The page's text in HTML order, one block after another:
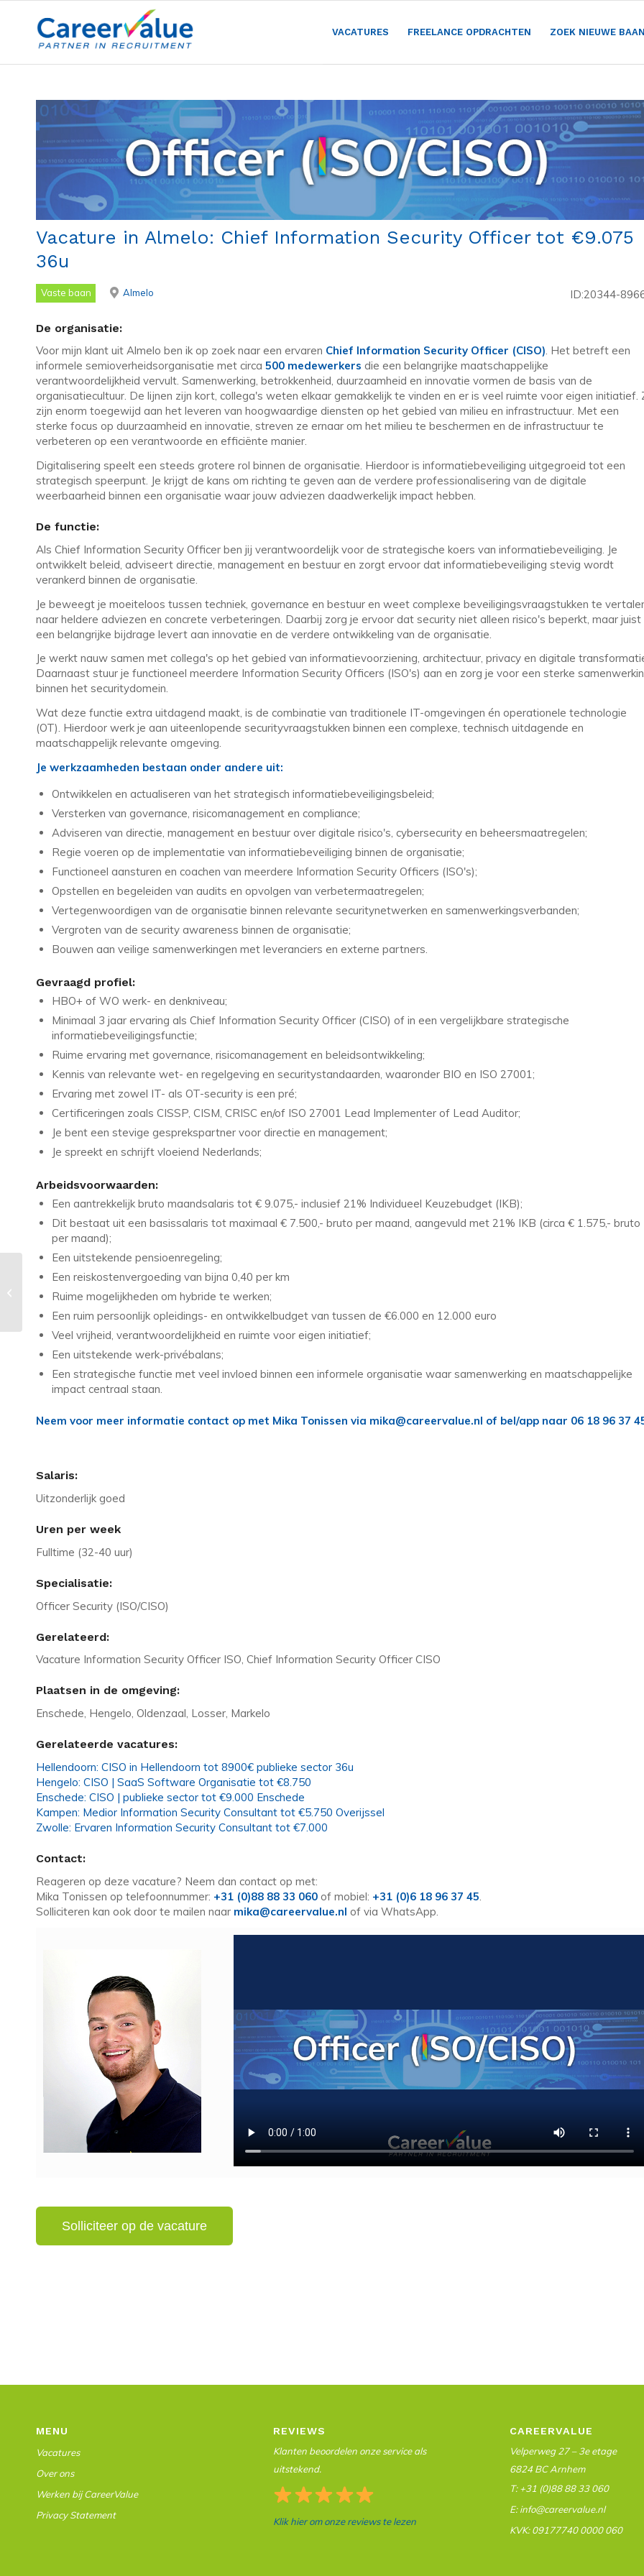
VACATURES FREELANCE OPDRACHTEN ZOEK NIEUWE BAAN
Vacature in Almelo: Chief Information Security Officer tot €9.075
36u
Vaste baan Almelo ID:20344-
De organisatie:
Voor mijn klant uit Almelo ben ik op zoek naar een ervaren Chief Information Security Officer (CISO). Het betreft een
informele semioverheidsorganisatie met circa 500 medewerkers die een belangrijke maatschappelijke
verantwoordelijkheid vervult. Samenwerking, betrokkenheid, duurzaamheid en innovatie vormen de basis van de
organisatiecultuur. De lijnen zijn kort, collega's weten elkaar gemakkelijk te vinden en er is veel ruimte voor eigen initiatief.
zijn enorm toegewijd aan het leveren van hoogwaardige diensten op het gebied van milieu en infrastructuur. Met een
sterke focus op duurzaamheid en innovatie, streven ze ernaar om het milieu te beschermen en de infrastructuur te
verbeteren op een verantwoorde en efficiënte manier.
Digitalisering speelt een steeds grotere rol binnen de organisatie. Hierdoor is informatiebeveiliging uitgegroeid tot een
strategisch speerpunt. Je krijgt de kans om richting te geven aan de verdere professionalisering van de digitale
weerbaarheid binnen een organisatie waar jouw adviezen daadwerkelijk impact hebben.
De functie:
Als Chief Information Security Officer ben jij verantwoordelijk voor de strategische koers van informatiebeveiliging. Je
ontwikkelt beleid, adviseert directie, management en bestuur en zorgt ervoor dat informatiebeveiliging stevig wordt
verankerd binnen de organisatie.
Je beweegt je moeiteloos tussen techniek, governance en bestuur en weet complexe beveiligingsvraagstukken te
naar heldere adviezen en concrete verbeteringen. Daarbij zorg je ervoor dat security niet alleen risico's beperkt, maar juist
een belangrijke bijdrage levert aan innovatie en de verdere ontwikkeling van de organisatie.
Je werkt nauw samen met collega's op het gebied van informatievoorziening, architectuur, privacy en digitale
Daarnaast stuur je functioneel meerdere Information Security Officers (ISO's) aan en zorg je voor een sterke
binnen het securitydomein.
Wat deze functie extra uitdagend maakt, is de combinatie van traditionele IT-omgevingen én operationele technologie
(OT). Hierdoor werk je aan uiteenlopende securityvraagstukken binnen een complexe, technisch uitdagende en
maatschappelijk relevante omgeving.
Je werkzaamheden bestaan onder andere uit:
Ontwikkelen en actualiseren van het strategisch informatiebeveiligingsbeleid;
Versterken van governance, risicomanagement en compliance;
Adviseren van directie, management en bestuur over digitale risico's, cybersecurity en beheersmaatregelen;
Regie voeren op de implementatie van informatiebeveiliging binnen de organisatie;
Functioneel aansturen en coachen van meerdere Information Security Officers (ISO's);
Opstellen en begeleiden van audits en opvolgen van verbetermaatregelen;
Vertegenwoordigen van de organisatie binnen relevante securitynetwerken en samenwerkingsverbanden;
Vergroten van de security awareness binnen de organisatie;
Bouwen aan veilige samenwerkingen met leveranciers en externe partners.
Gevraagd profiel:
HBO+ of WO werk- en denkniveau;
Minimaal 3 jaar ervaring als Chief Information Security Officer (CISO) of in een vergelijkbare strategische
informatiebeveiligingsfunctie;
Ruime ervaring met governance, risicomanagement en beleidsontwikkeling;
Kennis van relevante wet- en regelgeving en securitystandaarden, waaronder BIO en ISO 27001;
Ervaring met zowel IT- als OT-security is een pré;
Certificeringen zoals CISSP, CISM, CRISC en/of ISO 27001 Lead Implementer of Lead Auditor;
Je bent een stevige gesprekspartner voor directie en management;
Je spreekt en schrijft vloeiend Nederlands;
Arbeidsvoorwaarden:
Een aantrekkelijk bruto maandsalaris tot € 9.075,- inclusief 21% Individueel Keuzebudget (IKB);
Dit bestaat uit een basissalaris tot maximaal € 7.500,- bruto per maand, aangevuld met 21% IKB (circa € 1.575,- bruto
per maand);
Een uitstekende pensioenregeling;
Een reiskostenvergoeding van bijna 0,40 per km
Ruime mogelijkheden om hybride te werken;
Een ruim persoonlijk opleidings- en ontwikkelbudget van tussen de €6.000 en 12.000 euro
Veel vrijheid, verantwoordelijkheid en ruimte voor eigen initiatief;
Een uitstekende werk-privébalans;
Een strategische functie met veel invloed binnen een informele organisatie waar samenwerking en maatschappelijke
impact centraal staan.
Neem voor meer informatie contact op met Mika Tonissen via mika@careervalue.nl of bel/app naar 06 18 96 37
Salaris:
Uitzonderlijk goed
Uren per week
Fulltime (32-40 uur)
Specialisatie:
Officer Security (ISO/CISO)
Gerelateerd:
Vacature Information Security Officer ISO, Chief Information Security Officer CISO
Plaatsen in de omgeving:
Enschede, Hengelo, Oldenzaal, Losser, Markelo
Gerelateerde vacatures:
Hellendoorn: CISO in Hellendoorn tot 8900€ publieke sector 36u
Hengelo: CISO | SaaS Software Organisatie tot €8.750
Enschede: CISO | publieke sector tot €9.000 Enschede
Kampen: Medior Information Security Consultant tot €5.750 Overijssel
Zwolle: Ervaren Information Security Consultant tot €7.000
Contact:
Reageren op deze vacature? Neem dan contact op met:
Mika Tonissen op telefoonnummer: +31 (0)88 88 33 060 of mobiel: +31 (0)6 18 96 37 45
Solliciteren kan ook door te mailen naar mika@careervalue.nl of via WhatsApp.
MENU
Vacatures
Over ons
Werken bij CareerValue
Privacy Statement
REVIEWS
Klanten beoordelen onze service als
uitstekend.
Klik hier om onze reviews te lezen
CAREERVALUE
Velperweg 27 – 3e etage
6824 BC Arnhem
T: +31 (0)88 88 33 060
E: info@careervalue.nl
KVK: 09177740 0000 060
Vacature in Purmerend: Assistent
Controller – €5.500 + 13de maand